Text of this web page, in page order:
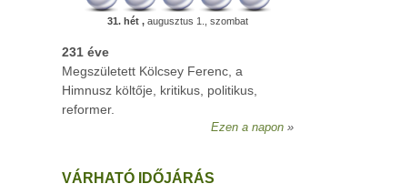
31. hét , augusztus 1., szombat
VÁRHATÓ IDŐJÁRÁS